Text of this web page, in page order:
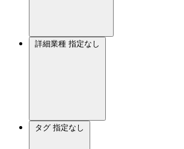
詳細業種 指定なし
タグ 指定なし